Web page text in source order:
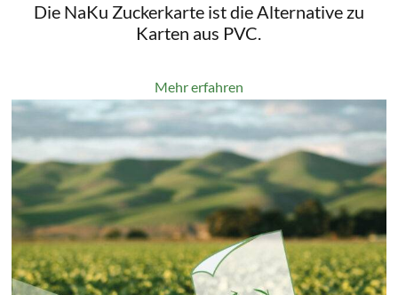
Die NaKu Zuckerkarte ist die Alternative zu
Karten aus PVC.
Mehr erfahren